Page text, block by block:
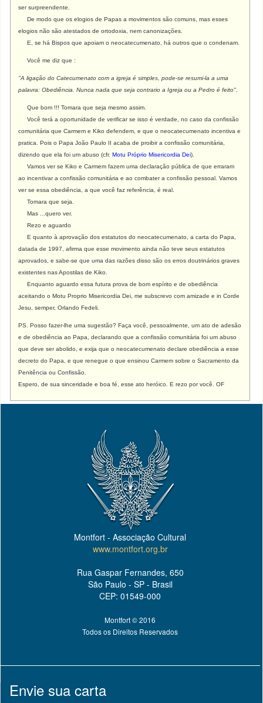
ser surpreendente.
De modo que os elogios de Papas a movimentos são comuns, mas esses
elogios não são atestados de ortodoxia, nem canonizações.
E, se há Bispos que apoiam o neocatecumenato, há outros que o condenam.
Você me diz que :
"A ligação do Catecumenato com a igreja é simples, pode-se resumi-la a uma
palavra: Obediência. Nunca nada que seja contrario a Igreja ou a Pedro é feito".
Que bom !!! Tomara que seja mesmo assim.
Você terá a oportunidade de verificar se isso é verdade, no caso da confissão
comunitária que Carmem e Kiko defendem, e que o neocatecumenato incentiva e
pratica. Pois o Papa João Paulo II acaba de proibir a confissão comunitária,
dizendo que ela foi um abuso (cfr.Motu Próprio Misericordia Dei).
Vamos ver se Kiko e Carmem fazem uma declaração pública de que erraram
ao incentivar a confissão comunitária e ao combater a confissão pessoal. Vamos
ver se essa obediência, a que você faz referência, é real.
Tomara que seja.
Mas ...quero ver.
Rezo e aguardo
E quanto à aprovação dos estatutos do neocatecumenato, a carta do Papa,
datada de 1997, afirma que esse movimento ainda não teve seus estatutos
aprovados, e sabe-se que uma das razões disso são os erros doutrinários graves
existentes nas Apostilas de Kiko.
Enquanto aguardo essa futura prova de bom espírito e de obediência
aceitando o Motu Proprio Misericordia Dei, me subscrevo com amizade ein Corde
Jesu, semper, Orlando Fedeli.
PS. Posso fazer-lhe uma sugestão? Faça você, pessoalmente, um ato de adesão
e de obediência ao Papa, declarando que a confissão comunitária foi um abuso
que deve ser abolido, e exija que o neocatecumenato declare obediência a esse
decreto do Papa, e que renegue o que ensinou Carmem sobre o Sacramento da
Penitência ou Confissão.
Espero, de sua sinceridade e boa fé, esse ato heróico. E rezo por você. OF
Montfort - Associação Cultural
www.montfort.org.br
Rua Gaspar Fernandes, 650
São Paulo - SP - Brasil
CEP: 01549-000
Montfort © 2016
Todos os Direitos Reservados
Envie sua carta